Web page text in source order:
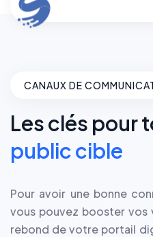
CANAUX DE
Les clés pour
public cible
Pour avoir une bonne
vous pouvez booster vos
rebond de votre portail